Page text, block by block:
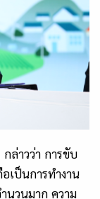
กล่าวว่า การขับ
เป็นการทำงาน
นวนมาก ความ